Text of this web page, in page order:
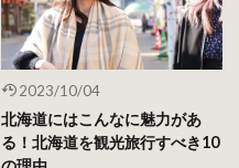
2023/10/04
北海道にはこんなに魅力があ
る！北海道を観光旅行すべき10